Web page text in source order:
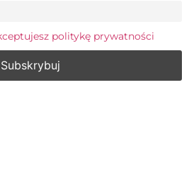
politykę prywatności